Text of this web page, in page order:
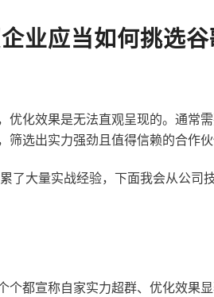
业应当如何挑选
化效果是无法直观呈现的。通常
选出实力强劲且值得信赖的合作
了大量实战经验，下面我会从公
都宣称自家实力超群、优化效果